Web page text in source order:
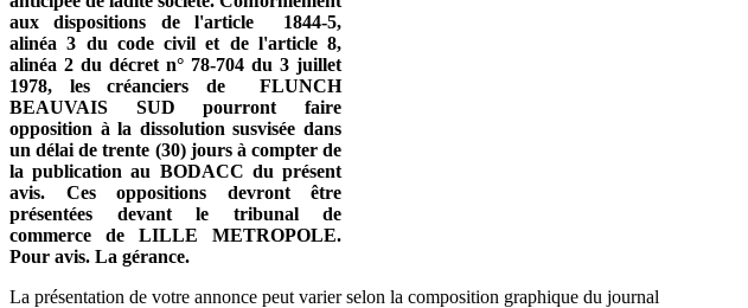
aux dispositions de l'article 1844-5,
alinéa 3 du code civil et de l'article 8,
alinéa 2 du décret n° 78-704 du 3 juillet
1978, les créanciers de FLUNCH
BEAUVAIS SUD pourront faire
opposition à la dissolution susvisée dans
un délai de trente (30) jours à compter de
la publication au BODACC du présent
avis. Ces oppositions devront être
présentées devant le tribunal de
commerce de LILLE METROPOLE.
Pour avis. La gérance.
La présentation de votre annonce peut varier selon la composition graphique du journal